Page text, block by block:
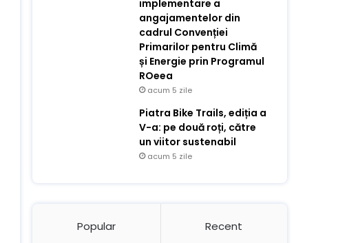
implementare a
angajamentelor din
cadrul Convenției
Primarilor pentru Climă
și Energie prin Programul
ROeea
acum 5 zile
Piatra Bike Trails, ediția a
V-a: pe două roți, către
un viitor sustenabil
acum 5 zile
Popular Recent